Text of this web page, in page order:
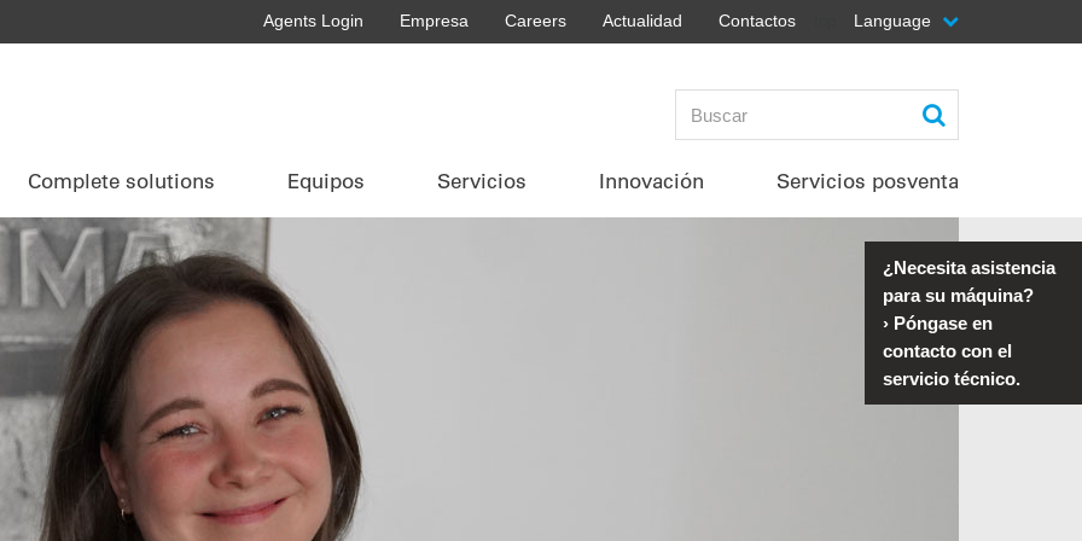
Agents Login Empresa Careers Actualidad Contactos Language
Complete solutions Equipos Servicios Innovación Servicios posventa
¿Necesita asistencia
para su máquina?
› Póngase en
contacto con el
servicio técnico.